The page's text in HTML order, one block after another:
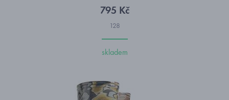
795 Kč
128
skladem